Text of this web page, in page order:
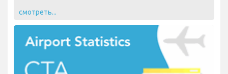
смотреть...